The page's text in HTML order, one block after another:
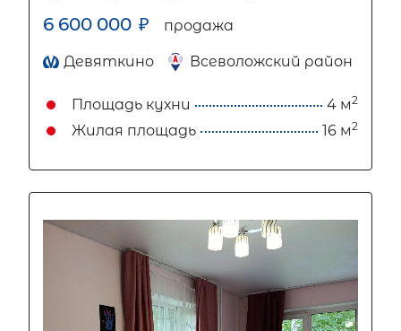
6 600 000 ₽ продажа
Девяткино Всеволожский район
Площадь кухни 4 м2
Жилая площадь 16 м2